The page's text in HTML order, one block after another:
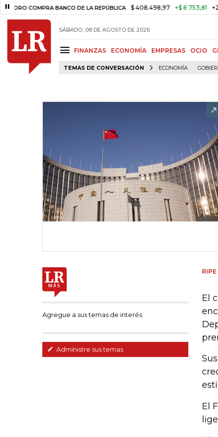
COMPRA BANCO DE LA REPÚBLICA $ 408.498,97 +$ 8.753,81 +2,19%
SÁBADO, 08 DE AGOSTO DE 2026
FINANZAS ECONOMÍA EMPRESAS OCIO
TEMAS DE CONVERSACIÓN ECONOMÍA
Agregue a sus temas de interés
Administre sus temas
RIPE
El
El